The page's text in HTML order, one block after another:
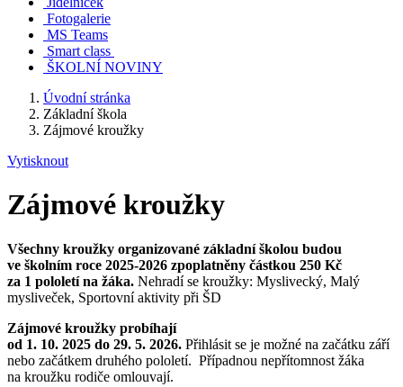
Fotogalerie
MS Teams
Smart class
ŠKOLNÍ NOVINY
Úvodní stránka
Základní škola
Zájmové kroužky
Vytisknout
Zájmové kroužky
Všechny kroužky organizované základní školou budou
ve školním roce 2025-2026 zpoplatněny částkou 250 Kč
za 1 pololetí na žáka. Nehradí se kroužky: Myslivecký, Malý
mysliveček, Sportovní aktivity při ŠD
Zájmové kroužky probíhají
od 1. 10. 2025 do 29. 5. 2026. Přihlásit se je možné na začátku září
nebo začátkem druhého pololetí. Případnou nepřítomnost žáka
na kroužku rodiče omlouvají.